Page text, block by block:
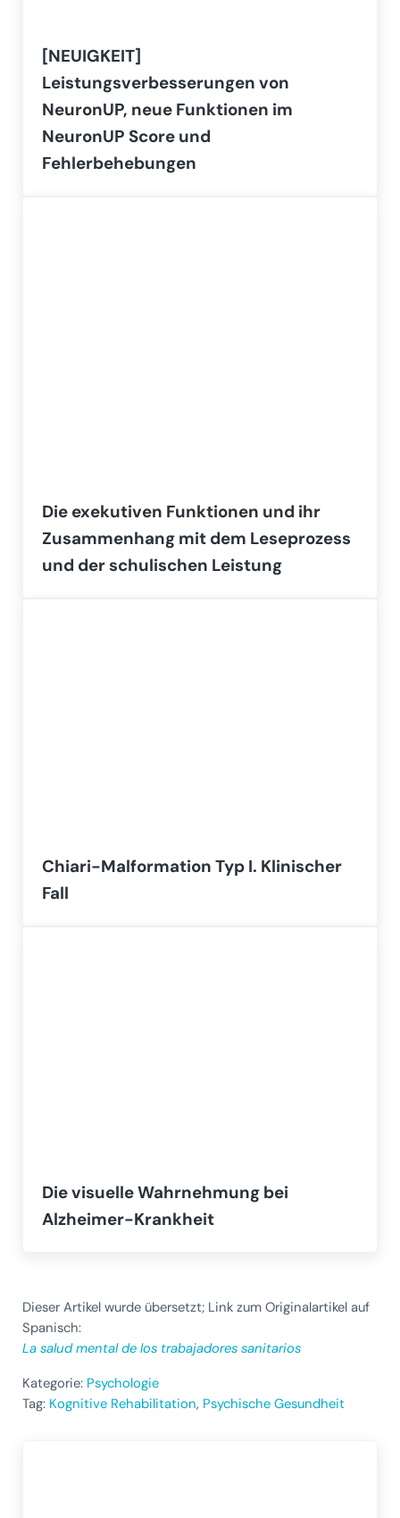
[NEUIGKEIT]
Leistungsverbesserungen von
NeuronUP, neue Funktionen im
NeuronUP Score und
Fehlerbehebungen
Die exekutiven Funktionen und ihr
Zusammenhang mit dem Leseprozess
und der schulischen Leistung
Chiari-Malformation Typ I. Klinischer
Fall
Die visuelle Wahrnehmung bei
Alzheimer-Krankheit
Dieser Artikel wurde übersetzt; Link zum Originalartikel auf
Spanisch:
La salud mental de los trabajadores sanitarios
Kategorie: Psychologie
Tag: Kognitive Rehabilitation, Psychische Gesundheit